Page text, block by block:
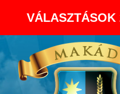
VÁLASZTÁSOK